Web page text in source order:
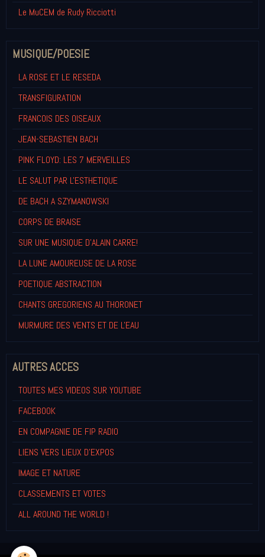
Le MuCEM de Rudy Ricciotti
MUSIQUE/POESIE
LA ROSE ET LE RESEDA
TRANSFIGURATION
FRANCOIS DES OISEAUX
JEAN-SEBASTIEN BACH
PINK FLOYD: LES 7 MERVEILLES
LE SALUT PAR L'ESTHETIQUE
DE BACH A SZYMANOWSKI
CORPS DE BRAISE
SUR UNE MUSIQUE D'ALAIN CARRE!
LA LUNE AMOUREUSE DE LA ROSE
POETIQUE ABSTRACTION
CHANTS GREGORIENS AU THORONET
MURMURE DES VENTS ET DE L'EAU
AUTRES ACCES
TOUTES MES VIDEOS SUR YOUTUBE
FACEBOOK
EN COMPAGNIE DE FIP RADIO
LIENS VERS LIEUX D'EXPOS
IMAGE ET NATURE
CLASSEMENTS ET VOTES
ALL AROUND THE WORLD !